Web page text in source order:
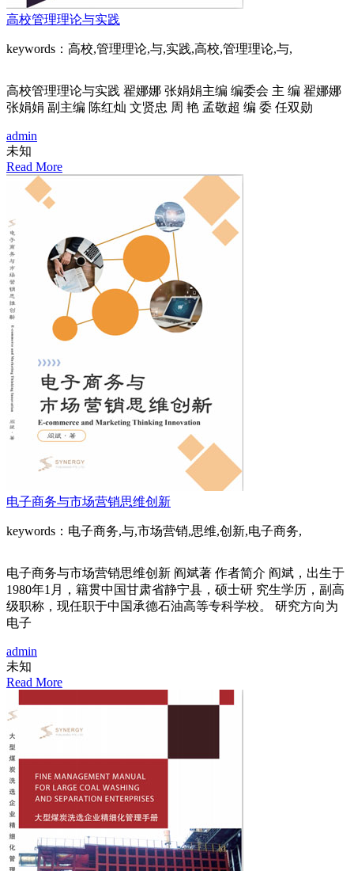
高校管理理论与实践
keywords：高校,管理理论,与,实践,高校,管理理论,与,
高校管理理论与实践 翟娜娜 张娟娟主编 编委会 主 编 翟娜娜
张娟娟 副主编 陈红灿 文贤忠 周 艳 孟敬超 编 委 任双勋
admin
未知
Read More
电子商务与市场营销思维创新
keywords：电子商务,与,市场营销,思维,创新,电子商务,
电子商务与市场营销思维创新 阎斌著 作者简介 阎斌，出生于
1980年1月，籍贯中国甘肃省静宁县，硕士研 究生学历，副高
级职称，现任职于中国承德石油高等专科学校。 研究方向为
电子
admin
未知
Read More